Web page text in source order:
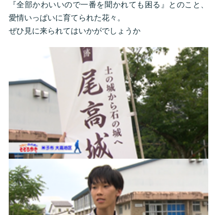
『全部かわいいので一番を聞かれても困る』とのこと、
愛情いっぱいに育てられた花々。
ぜひ見に来られてはいかがでしょうか